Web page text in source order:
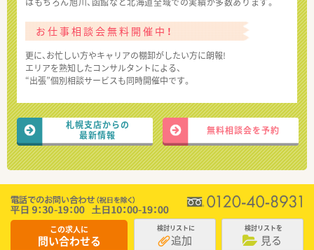
お仕事相談会無料開催中！
更に、お忙しい方やキャリアの棚卸がしたい方に朗報!
エリアを熟知したコンサルタントによる、
“出張”個別相談サービスも同時開催中です。
札幌支店からの
最新情報
無料相談会を予約
この求人に
問い合わせる
検討リストに
追加
検討リストを
見る